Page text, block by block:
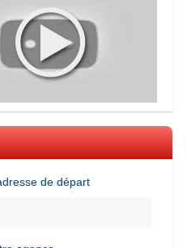
de départ